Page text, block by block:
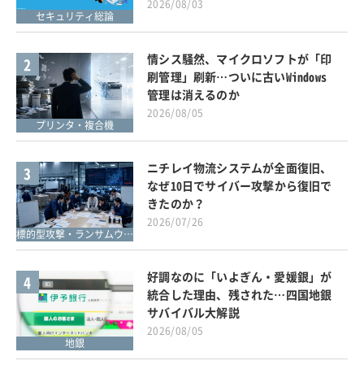
セキュリティ総論
2026/08/03
2
プリンタ・複合機
情シス騒然、マイクロソフトが「印
刷管理」刷新…ついに古いWindows
管理は消えるのか
2026/08/05
3
標的型攻撃・ランサムウェア対策
ニチレイ物流システムが全面復旧、
なぜ10日でサイバー攻撃から復旧で
きたのか？
2026/07/26
4
地銀
好調なのに「いよぎん・愛媛銀」が
統合した理由、残された…四国地銀
サバイバル大解説
2026/08/05